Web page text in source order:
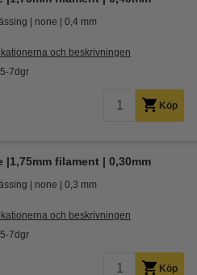
none 0,4 mm
och beskrivningen
7dgr
Köp
filament | 0,30mm
none 0,3 mm
och beskrivningen
7dgr
Köp